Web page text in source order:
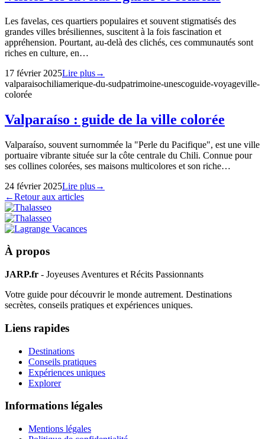
Les favelas, ces quartiers populaires et souvent stigmatisés des
grandes villes brésiliennes, suscitent à la fois fascination et
appréhension. Pourtant, au-delà des clichés, ces communautés sont
riches en culture, en…
17 février 2025Lire plus→
valparaisochiliamerique-du-sudpatrimoine-unescoguide-voyageville-
colorée
Valparaíso : guide de la ville colorée
Valparaíso, souvent surnommée la "Perle du Pacifique", est une ville
portuaire vibrante située sur la côte centrale du Chili. Connue pour
ses collines colorées, ses maisons multicolores et son riche…
24 février 2025Lire plus→
←Retour aux articles
À propos
JARP.fr - Joyeuses Aventures et Récits Passionnants
Votre guide pour découvrir le monde autrement. Destinations
secrètes, conseils pratiques et expériences uniques.
Liens rapides
Destinations
Conseils pratiques
Expériences uniques
Explorer
Informations légales
Mentions légales